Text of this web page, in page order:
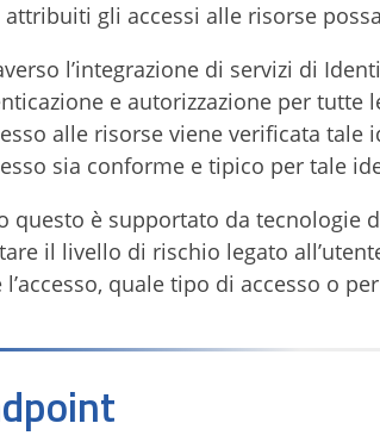
attribuiti gli accessi alle risorse
l’integrazione di servizi di
e autorizzazione per tutte
alle risorse viene verificata
sia conforme e tipico per tale
questo è supportato da tecnologie
il livello di rischio legato
l’accesso, quale tipo di accesso o